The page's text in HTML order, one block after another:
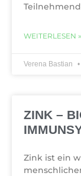
WEITERLESEN »
Verena Bastian
ZINK –
Zink ist ein